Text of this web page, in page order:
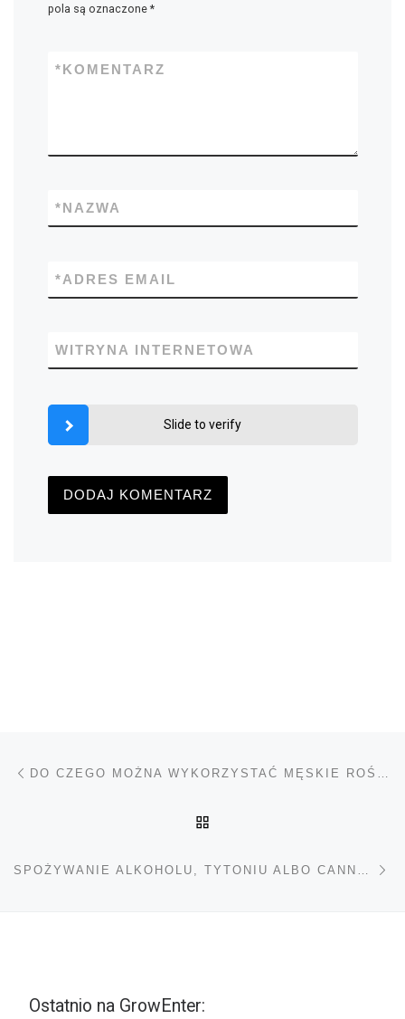
pola są oznaczone *
KOMENTARZ
*
NAZWA
*
ADRES EMAIL
*
WITRYNA INTERNETOWA
Slide to verify
Nawigacja wpisu
Ostatnio na GrowEnter: